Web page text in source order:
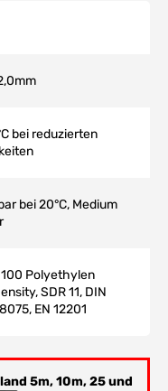
bei reduzierten
bei 20°C, Medium
100 Polyethylen
SDR 11, DIN
EN 12201
5m, 10m, 25 und